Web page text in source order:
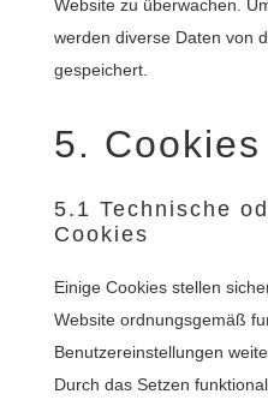
Website zu überwachen.
werden diverse Daten von
gespeichert.
5. Cookies
5.1 Technische
Cookies
Einige Cookies stellen
Website ordnungsgemäß
Benutzereinstellungen
Durch das Setzen